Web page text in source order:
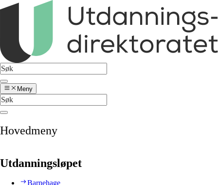
Meny
Hovedmeny
Utdanningsløpet
Barnehage